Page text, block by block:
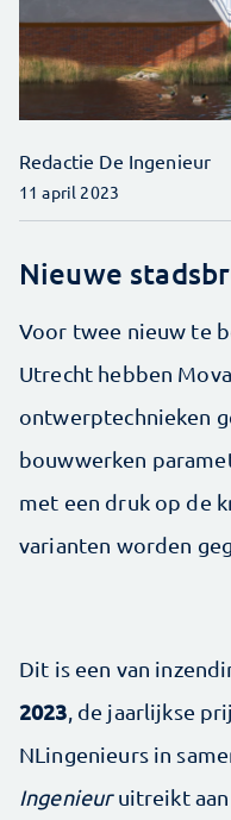
Redactie De Ingenieur
11 april 2023
Nieuwe
Voor twee nieuw te
Utrecht hebben
ontwerptechnieken
bouwwerken
met een druk op de
varianten worden
Dit is een van
2023 , de jaarlijkse
NLingenieurs in
Ingenieuruitreikt aan